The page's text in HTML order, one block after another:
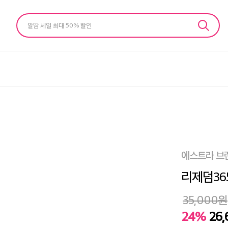
알땀 세일 최대 50% 할인
에스트라 브
리제덤
24%
35,000원